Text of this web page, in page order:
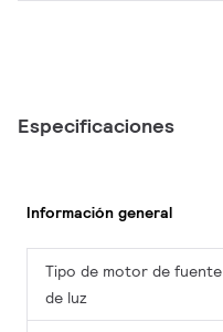
Especificaciones
Información general
Tipo de motor de fuente
de luz